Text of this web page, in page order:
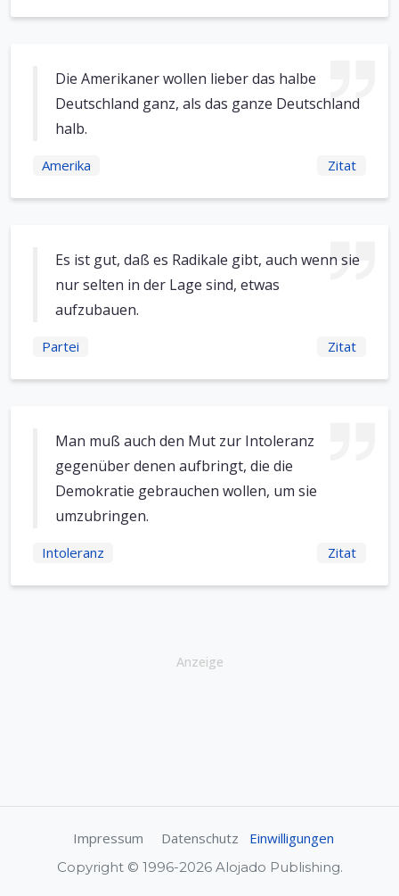
Die Amerikaner wollen lieber das halbe
Deutschland ganz, als das ganze Deutschland
halb.
Amerika Zitat
Es ist gut, daß es Radikale gibt, auch wenn sie
nur selten in der Lage sind, etwas
aufzubauen.
Partei Zitat
Man muß auch den Mut zur Intoleranz
gegenüber denen aufbringt, die die
Demokratie gebrauchen wollen, um sie
umzubringen.
Intoleranz Zitat
Anzeige
Impressum Datenschutz Einwilligungen
Copyright © 1996-2026 Alojado Publishing.